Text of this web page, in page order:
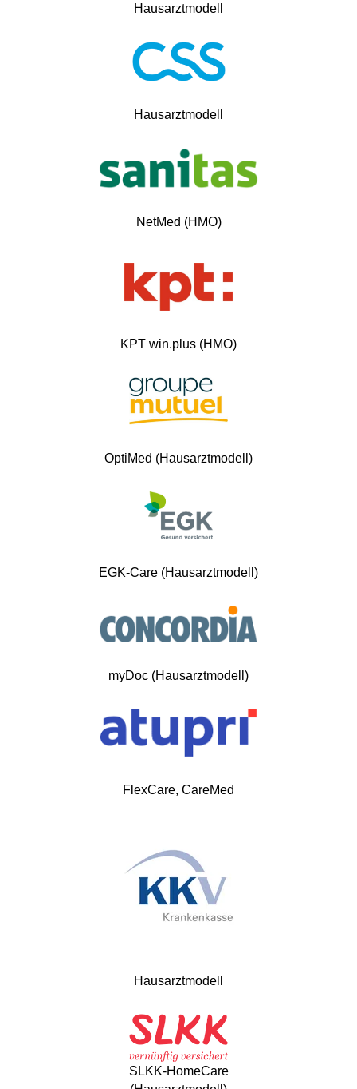
Hausarztmodell
Hausarztmodell
NetMed (HMO)
KPT win.plus (HMO)
OptiMed (Hausarztmodell)
EGK-Care (Hausarztmodell)
myDoc (Hausarztmodell)
FlexCare, CareMed
Hausarztmodell
SLKK-HomeCare